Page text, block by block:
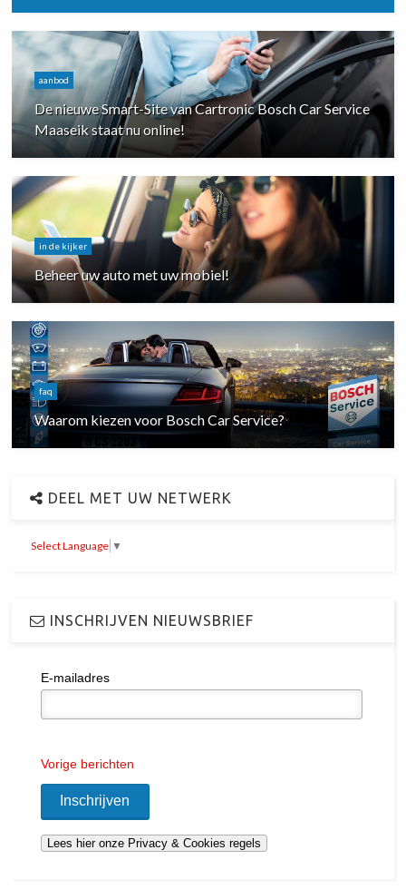
aanbod
De nieuwe Smart-Site van Cartronic Bosch Car Service
Maaseik staat nu online!
in de kijker
Beheer uw auto met uw mobiel!
faq
Waarom kiezen voor Bosch Car Service?
DEEL MET UW NETWERK
Select Language ▼
INSCHRIJVEN NIEUWSBRIEF
E-mailadres
Vorige berichten